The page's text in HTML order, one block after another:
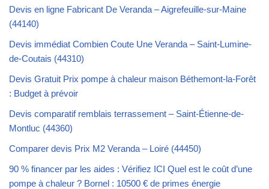
Devis en ligne Fabricant De Veranda – Aigrefeuille-sur-Maine
(44140)
Devis immédiat Combien Coute Une Veranda – Saint-Lumine-
de-Coutais (44310)
Devis Gratuit Prix pompe à chaleur maison Béthemont-la-Forêt
: Budget à prévoir
Devis comparatif remblais terrassement – Saint-Étienne-de-
Montluc (44360)
Comparer devis Prix M2 Veranda – Loiré (44450)
90 % financer par les aides : Vérifiez ICI Quel est le coût d’une
pompe à chaleur ? Bornel : 10500 € de primes énergie